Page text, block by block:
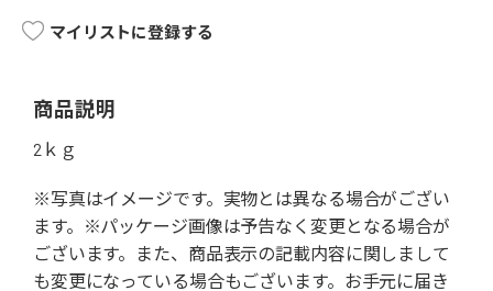
マイリストに登録する
商品説明
2ｋｇ
※写真はイメージです。実物とは異なる場合がござい
ます。※パッケージ画像は予告なく変更となる場合が
ございます。また、商品表示の記載内容に関しまして
も変更になっている場合もございます。お手元に届き